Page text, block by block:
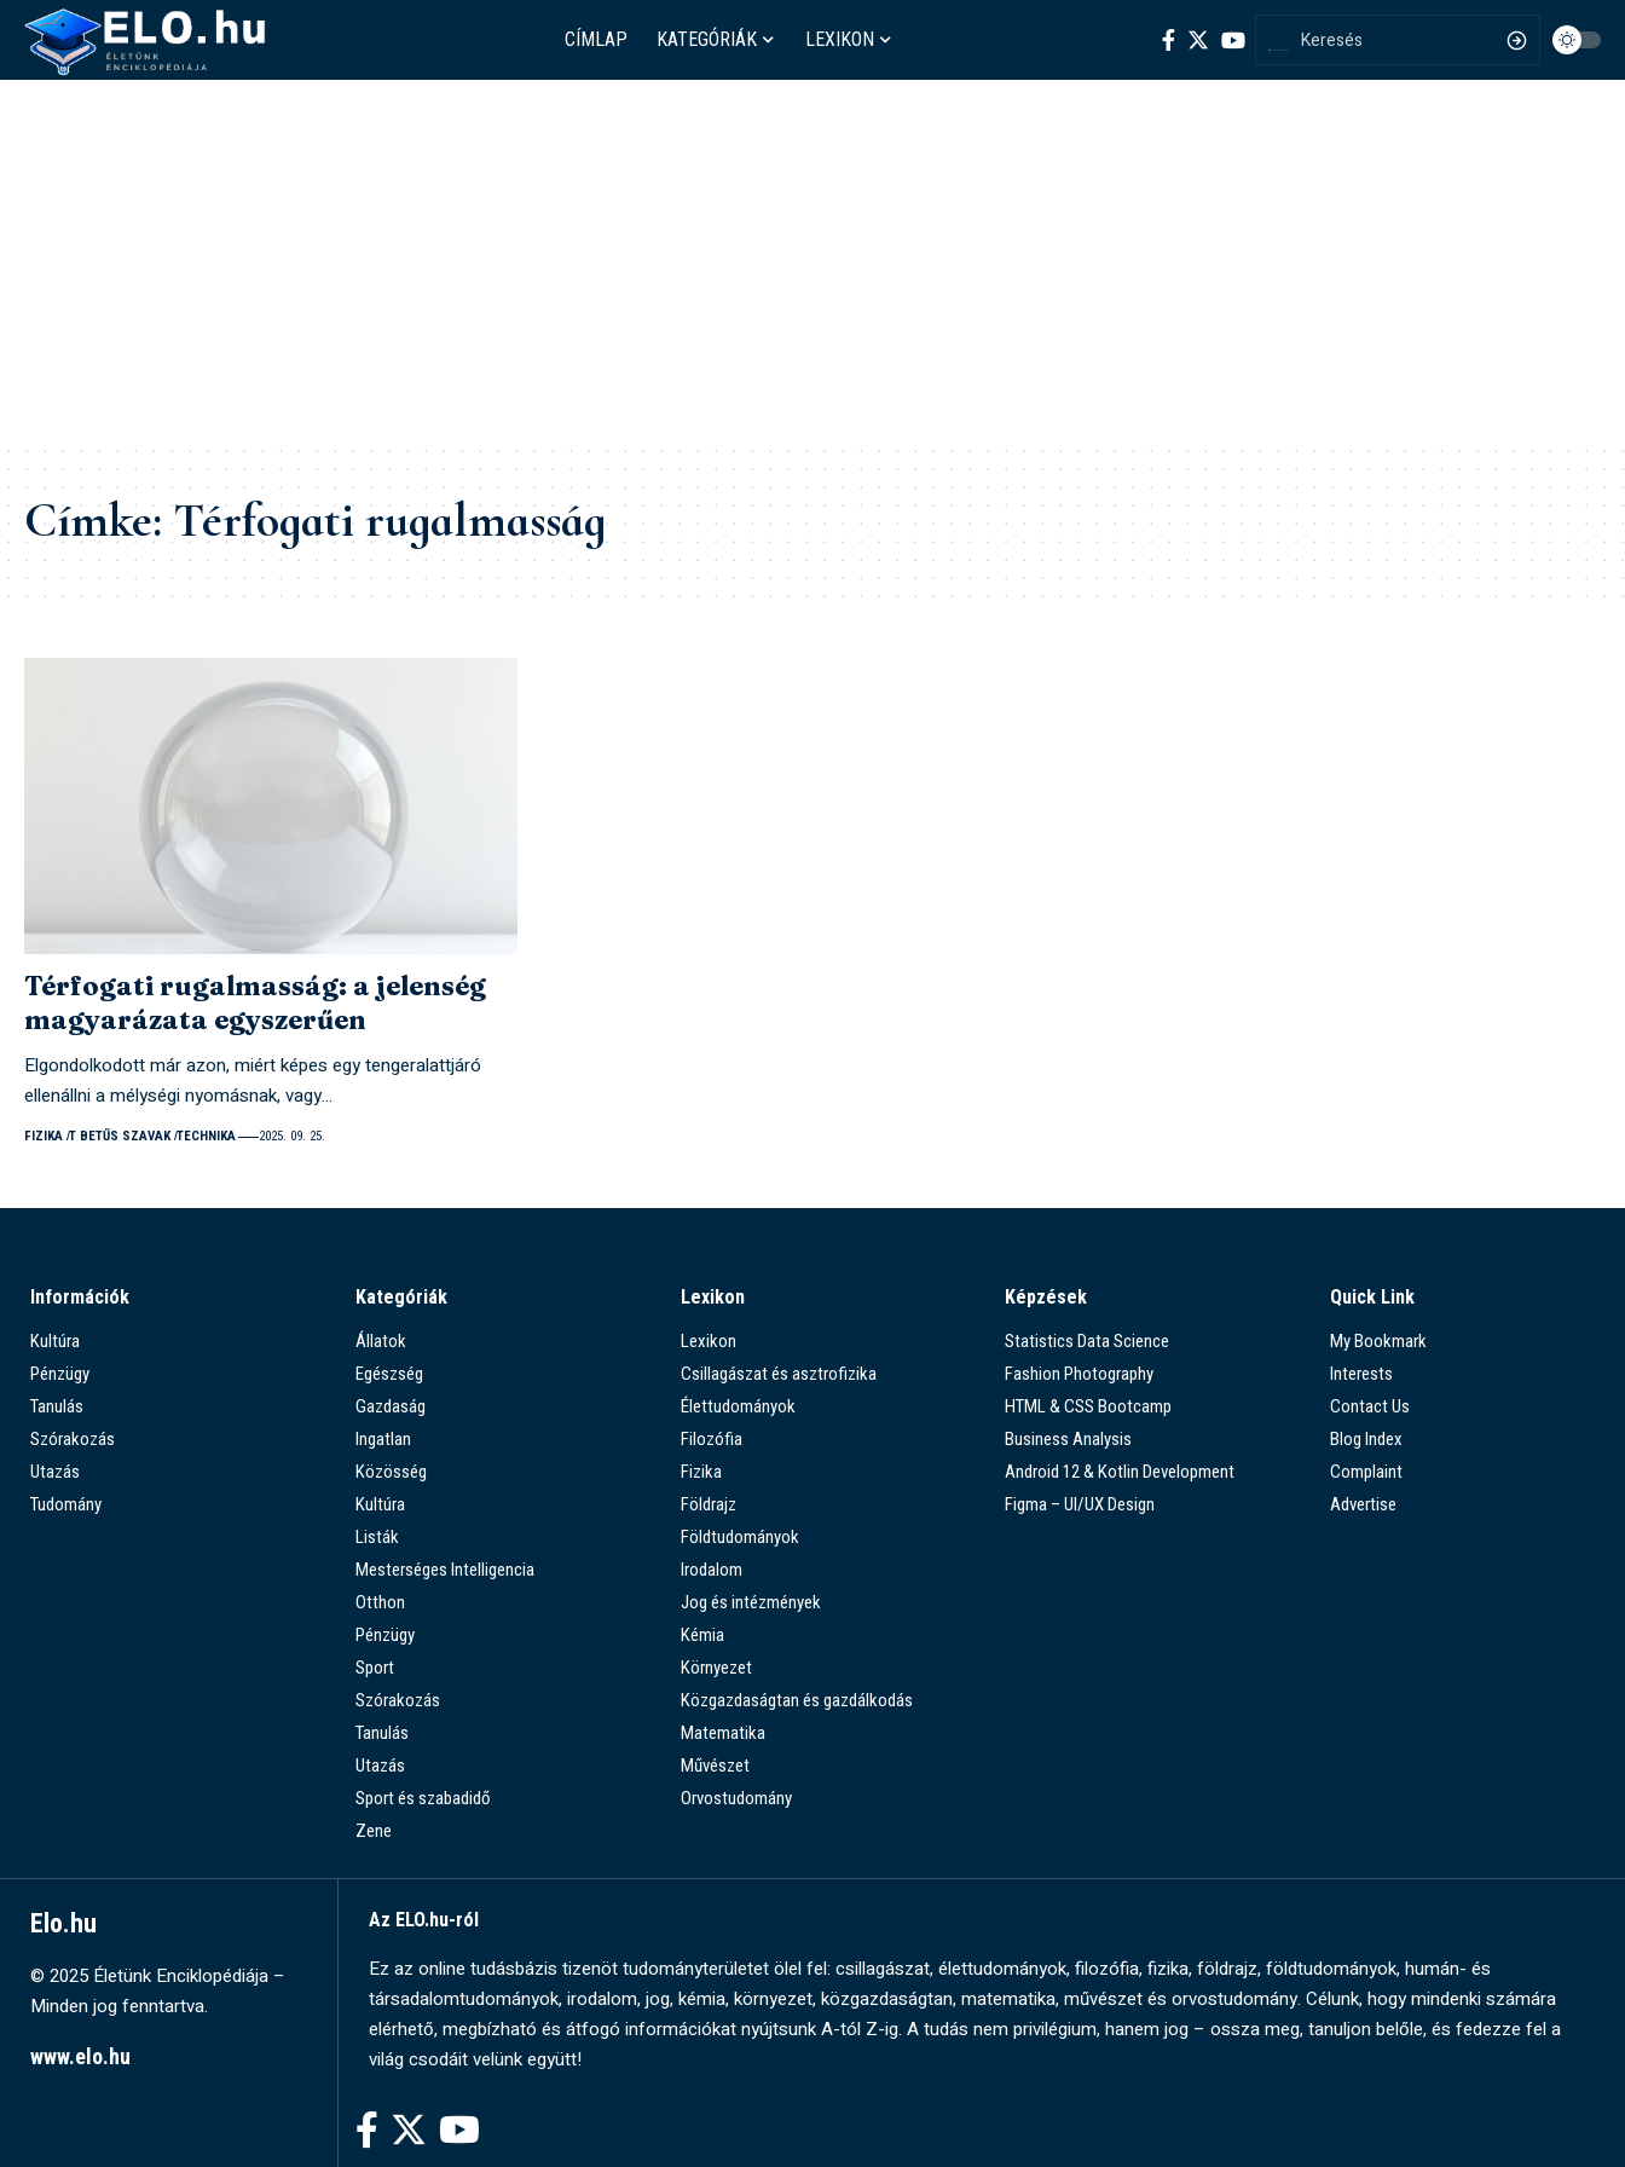
CÍMLAP KATEGÓRIÁK LEXIKON
Címke:Térfogati rugalmasság
Térfogati rugalmasság: a jelenség
magyarázata egyszerűen
Elgondolkodott már azon, miért képes egy tengeralattjáró
ellenállni a mélységi nyomásnak, vagy…
FIZIKA T BETŰS SZAVAK TECHNIKA 2025. 09. 25.
Információk
Kultúra
Pénzügy
Tanulás
Szórakozás
Utazás
Tudomány
Kategóriák
Állatok
Egészség
Gazdaság
Ingatlan
Közösség
Kultúra
Listák
Mesterséges Intelligencia
Otthon
Pénzügy
Sport
Szórakozás
Tanulás
Utazás
Sport és szabadidő
Zene
Lexikon
Lexikon
Csillagászat és asztrofizika
Élettudományok
Filozófia
Fizika
Földrajz
Földtudományok
Irodalom
Jog és intézmények
Kémia
Környezet
Közgazdaságtan és gazdálkodás
Matematika
Művészet
Orvostudomány
Képzések
Statistics Data Science
Fashion Photography
HTML & CSS Bootcamp
Business Analysis
Android 12 & Kotlin Development
Figma – UI/UX Design
Quick Link
My Bookmark
Interests
Contact Us
Blog Index
Complaint
Advertise
Elo.hu
© 2025 Életünk Enciklopédiája –
Minden jog fenntartva.
www.elo.hu
Az ELO.hu-ról
Ez az online tudásbázis tizenöt tudományterületet ölel fel: csillagászat, élettudományok, filozófia, fizika, földrajz, földtudományok, humán- és
társadalomtudományok, irodalom, jog, kémia, környezet, közgazdaságtan, matematika, művészet és orvostudomány. Célunk, hogy mindenki számára
elérhető, megbízható és átfogó információkat nyújtsunk A-tól Z-ig. A tudás nem privilégium, hanem jog – ossza meg, tanuljon belőle, és fedezze fel a
világ csodáit velünk együtt!